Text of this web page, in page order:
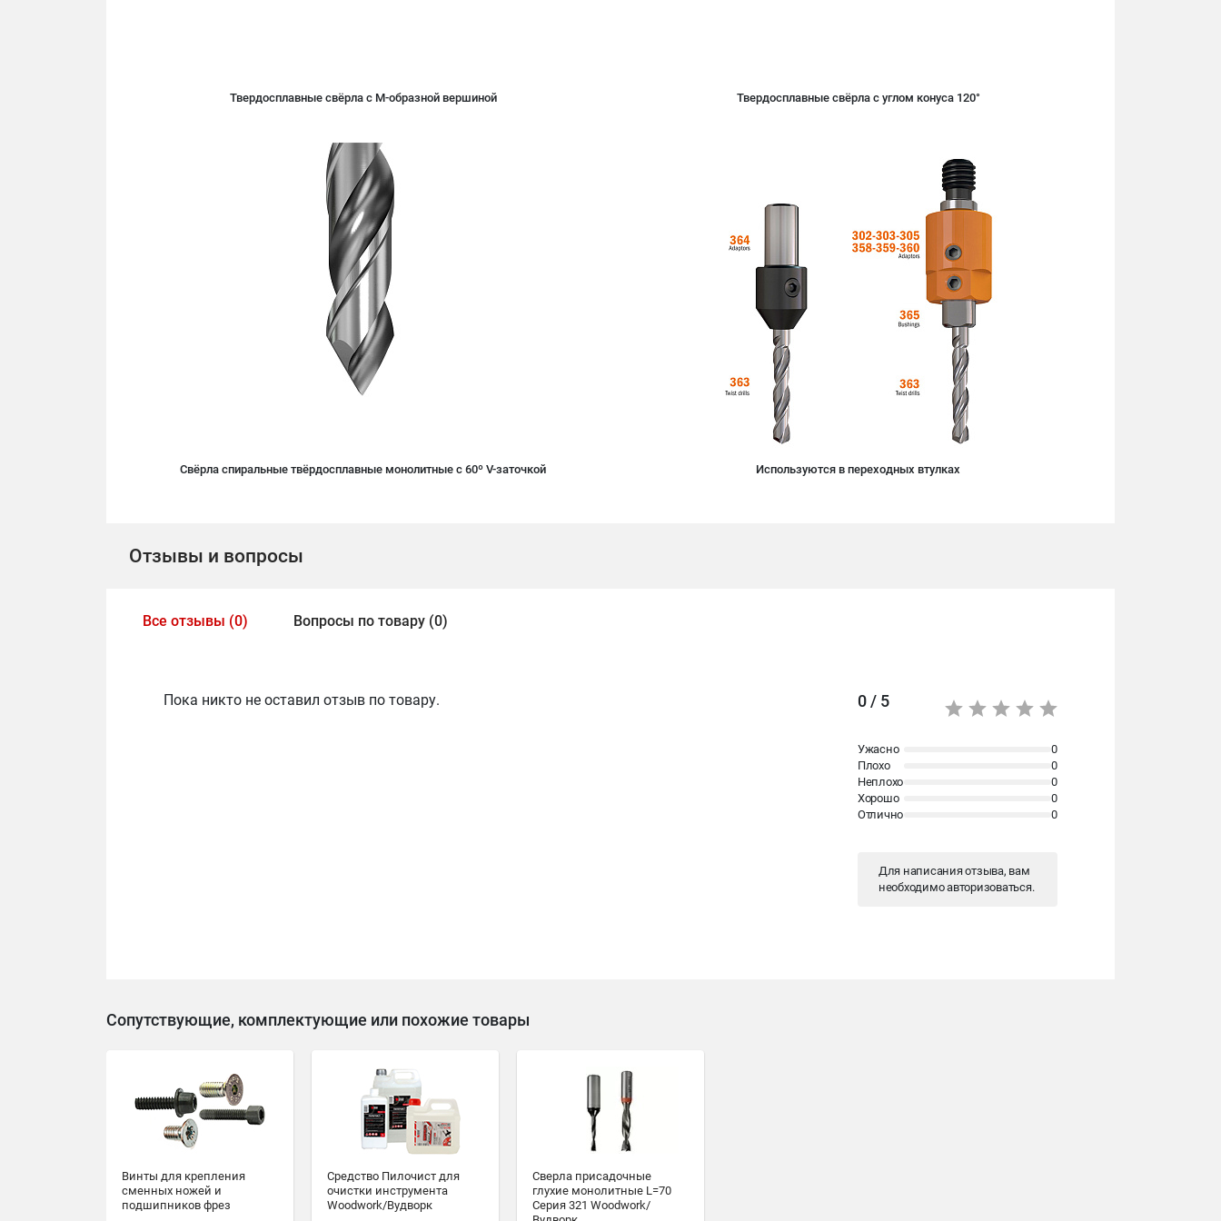
Твердосплавные свёрла c M-образной вершиной Твердосплавные свёрла с углом конуса 120°
Свёрла спиральные твёрдосплавные монолитные с 60º V-заточкой Используются в переходных втулках
Отзывы и вопросы
Все отзывы (0) Вопросы по товару (0)
Пока никто не оставил отзыв по товару. 0 / 5
Ужасно
0
Плохо
0
Неплохо
0
Хорошо
0
Отлично
0
Для написания отзыва, вам
необходимоавторизоваться.
Сопутствующие, комплектующие или похожие товары
Винты для крепления
сменных ножей и
подшипников фрез
Средство Пилочист для
очистки инструмента
Woodwork/Вудворк
Сверла присадочные
глухие монолитные L=70
Серия 321 Woodwork/